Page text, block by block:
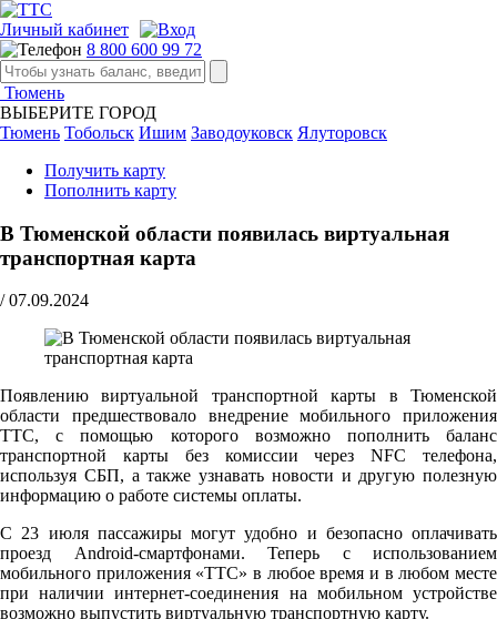
Личный кабинет
8 800 600 99 72
Тюмень
ВЫБЕРИТЕ ГОРОД
Тюмень Тобольск Ишим Заводоуковск Ялуторовск
Получить карту
Пополнить карту
В Тюменской области появилась виртуальная
транспортная карта
/ 07.09.2024
Появлению виртуальной транспортной карты в Тюменской
области предшествовало внедрение мобильного приложения
ТТС, с помощью которого возможно пополнить баланс
транспортной карты без комиссии через NFC телефона,
используя СБП, а также узнавать новости и другую полезную
информацию о работе системы оплаты.
С 23 июля пассажиры могут удобно и безопасно оплачивать
проезд Android-смартфонами. Теперь с использованием
мобильного приложения «ТТС» в любое время и в любом месте
при наличии интернет-соединения на мобильном устройстве
возможно выпустить виртуальную транспортную карту.